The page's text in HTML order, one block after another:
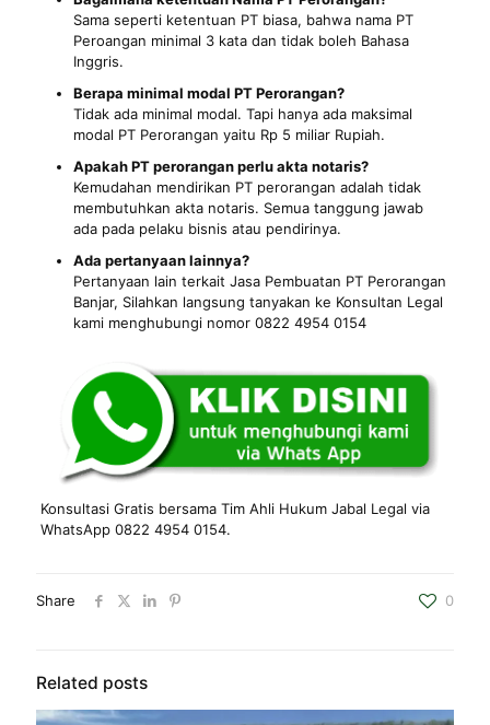
Sama seperti ketentuan PT biasa, bahwa nama PT
Peroangan minimal 3 kata dan tidak boleh Bahasa
Inggris.
Berapa minimal modal PT Perorangan?
Tidak ada minimal modal. Tapi hanya ada maksimal
modal PT Perorangan yaitu Rp 5 miliar Rupiah.
Apakah PT perorangan perlu akta notaris?
Kemudahan mendirikan PT perorangan adalah tidak
membutuhkan akta notaris. Semua tanggung jawab
ada pada pelaku bisnis atau pendirinya.
Ada pertanyaan lainnya?
Pertanyaan lain terkait Jasa Pembuatan PT Perorangan
Banjar, Silahkan langsung tanyakan ke Konsultan Legal
kami menghubungi nomor 0822 4954 0154
Konsultasi Gratis bersama Tim Ahli Hukum Jabal Legal via
WhatsApp 0822 4954 0154.
Share 0
Related posts